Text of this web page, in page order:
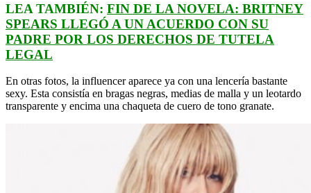
LEA TAMBIÉN: FIN DE LA NOVELA: BRITNEY
SPEARS LLEGÓ A UN ACUERDO CON SU
PADRE POR LOS DERECHOS DE TUTELA
LEGAL
En otras fotos, la influencer aparece ya con una lencería bastante
sexy. Esta consistía en bragas negras, medias de malla y un leotardo
transparente y encima una chaqueta de cuero de tono granate.